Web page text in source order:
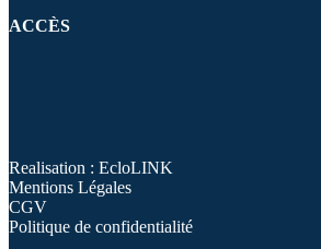
ACCÈS
Realisation : EcloLINK
Mentions Légales
CGV
Politique de confidentialité